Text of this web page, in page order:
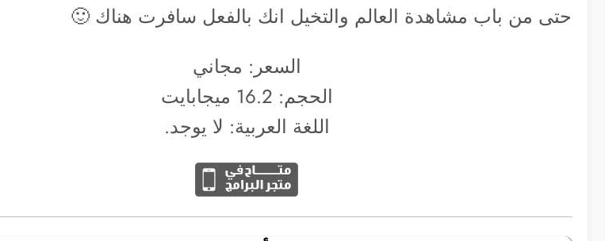
حتى من باب مشاهدة العالم والتخيل انك بالفعل سافرت هناك 🙂
السعر: مجاني
الحجم: 16.2 ميجابايت
اللغة العربية: لا يوجد.